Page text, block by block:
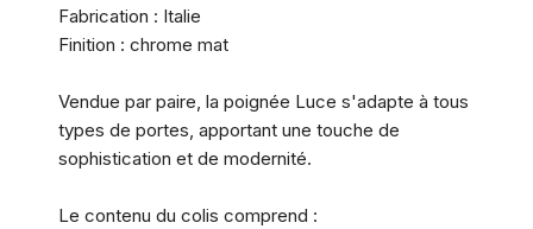
Fabrication : Italie
Finition : chrome mat
Vendue par paire, la poignée Luce s'adapte à tous
types de portes, apportant une touche de
sophistication et de modernité.
Le contenu du colis comprend :